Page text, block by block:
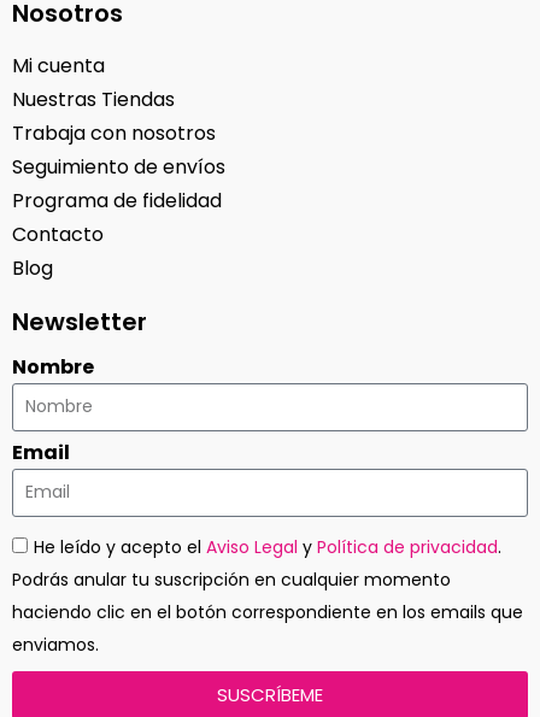
Nosotros
Mi cuenta
Nuestras Tiendas
Trabaja con nosotros
Seguimiento de envíos
Programa de fidelidad
Contacto
Blog
Newsletter
Nombre
Email
He leído y acepto el Aviso Legal y Política de privacidad.
Podrás anular tu suscripción en cualquier momento
haciendo clic en el botón correspondiente en los emails que
enviamos.
SUSCRÍBEME